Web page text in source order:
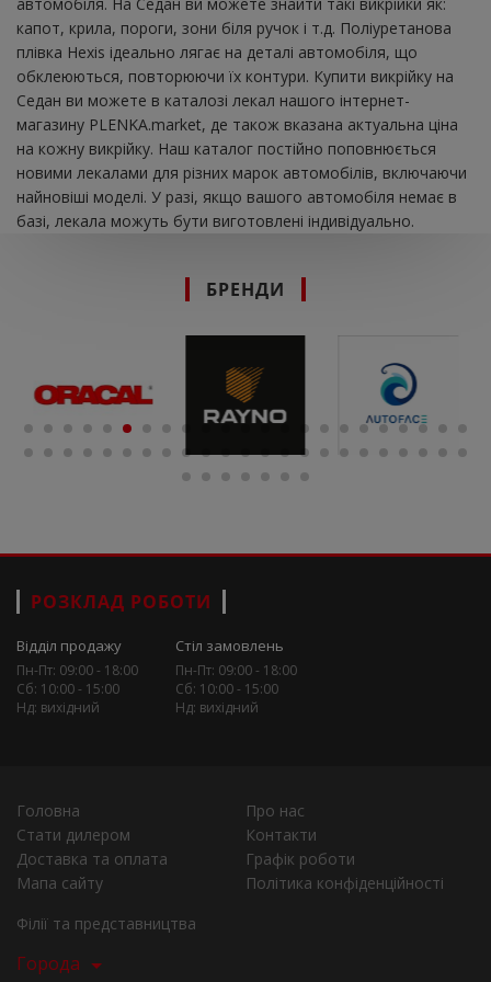
капот, крила, пороги, зони біля ручок і т.д. Поліуретанова
плівка Hexis ідеально лягає на деталі автомобіля, що
обклеюються, повторюючи їх контури. Купити викрійку на
Седан ви можете в каталозі лекал нашого інтернет-
магазину PLENKA.market, де також вказана актуальна ціна
на кожну викрійку. Наш каталог постійно поповнюється
новими лекалами для різних марок автомобілів, включаючи
найновіші моделі. У разі, якщо вашого автомобіля немає в
базі, лекала можуть бути виготовлені індивідуально.
БРЕНДИ
РОЗКЛАД РОБОТИ
Відділ продажу
Пн-Пт: 09:00 - 18:00
Сб: 10:00 - 15:00
Нд: вихідний
Стіл замовлень
Пн-Пт: 09:00 - 18:00
Сб: 10:00 - 15:00
Нд: вихідний
Головна
Про нас
Стати дилером
Контакти
Доставка та оплата
Графік роботи
Мапа сайту
Політика конфіденційності
Філії та представництва
Города